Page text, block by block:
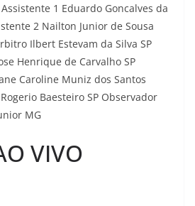
1 Eduardo Goncalves da
2 Nailton Junior de Sousa
Ilbert Estevam da Silva SP
Henrique de Carvalho SP
Caroline Muniz dos Santos
Rogerio Baesteiro SP Observador
MG
VIVO